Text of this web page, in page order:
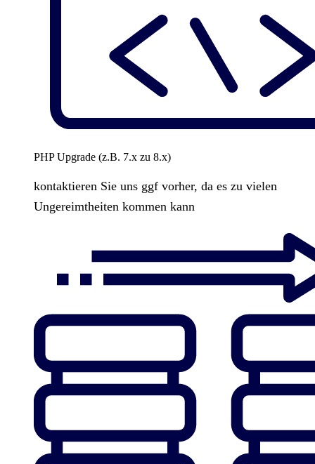
PHP Upgrade (z.B. 7.x zu 8.x)
kontaktieren Sie uns ggf vorher, da es zu vielen
Ungereimtheiten kommen kann